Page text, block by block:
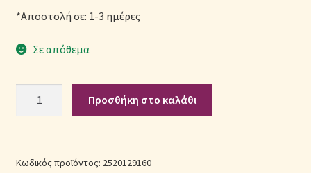
Πικέ Κουβέρτες
Πληρωμές
Σύνδεση
*Αποστολή σε: 1-3 ημέρες
Σε απόθεμα
Παπλωματοθήκη
Size
Προσθήκη στο καλάθι
Κωδικός προϊόντος: 2520129160